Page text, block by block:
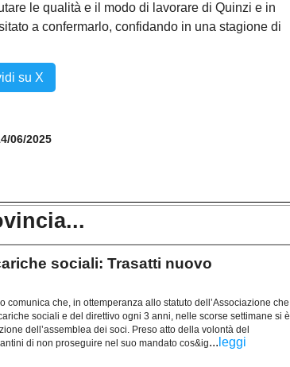
le qualità e il modo di lavorare di Quinzi e in
a confermarlo, confidando in una stagione di
su X
06/2025
sociali: Trasatti nuovo
comunica che, in ottemperanza allo statuto dell’Associazione che
sociali e del direttivo ogni 3 anni, nelle scorse settimane si è
dell’assemblea dei soci. Preso atto della volontà del
di non proseguire nel suo mandato cos&ig... leggi